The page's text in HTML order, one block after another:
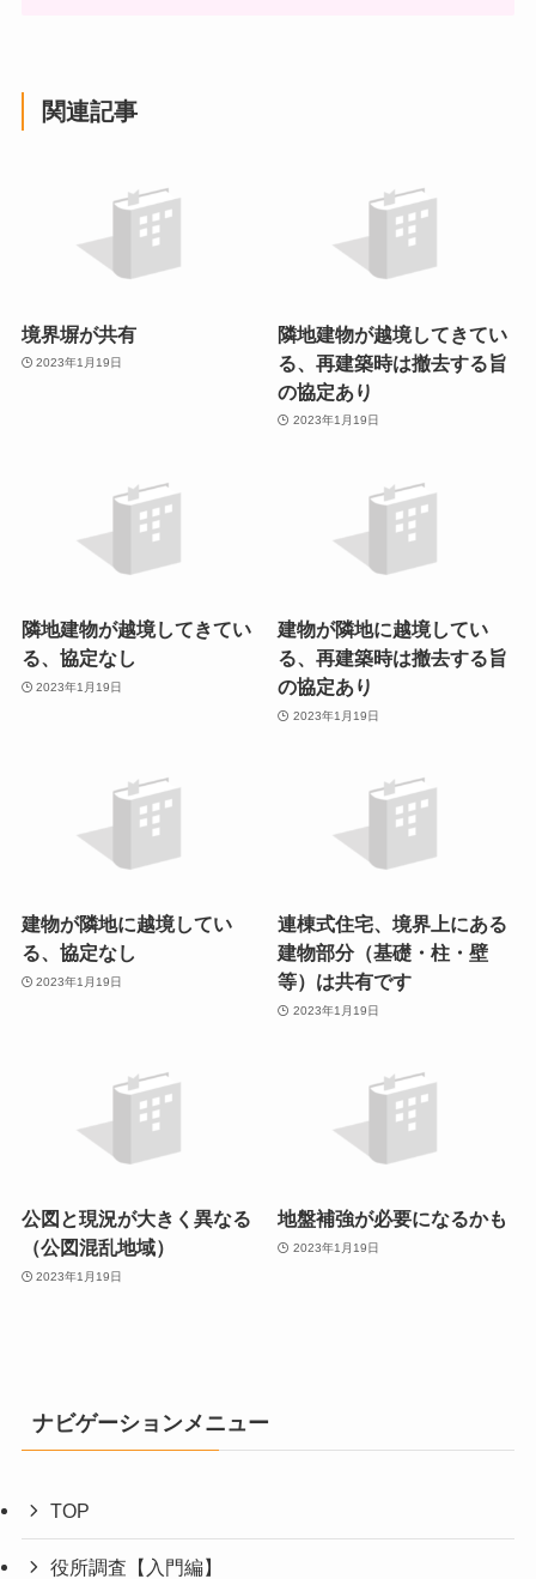
関連記事
境界塀が共有
2023年1月19日
隣地建物が越境してきてい
る、再建築時は撤去する旨
の協定あり
2023年1月19日
隣地建物が越境してきてい
る、協定なし
2023年1月19日
建物が隣地に越境してい
る、再建築時は撤去する旨
の協定あり
2023年1月19日
建物が隣地に越境してい
る、協定なし
2023年1月19日
連棟式住宅、境界上にある
建物部分（基礎・柱・壁
等）は共有です
2023年1月19日
公図と現況が大きく異なる
（公図混乱地域）
2023年1月19日
地盤補強が必要になるかも
2023年1月19日
ナビゲーションメニュー
TOP
役所調査【入門編】